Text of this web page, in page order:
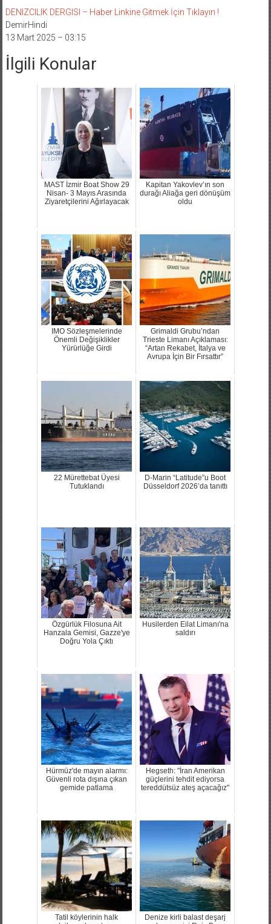
DENIZCILIK DERGISI – Haber Linkine Gitmek İçin Tıklayın !
DemirHindi
13 Mart 2025 – 03:15
İlgili Konular
MAST İzmir Boat Show 29
Nisan- 3 Mayıs Arasında
Ziyaretçilerini Ağırlayacak
Kapitan Yakovlev’ın son
durağı Aliağa geri dönüşüm
oldu
IMO Sözleşmelerinde
Önemli Değişiklikler
Yürürlüğe Girdi
Grimaldi Grubu’ndan
Trieste Limanı Açıklaması:
“Artan Rekabet, İtalya ve
Avrupa İçin Bir Fırsattır”
22 Mürettebat Üyesi
Tutuklandı
D-Marin “Latitude”u Boot
Düsseldorf 2026’da tanıttı
Özgürlük Filosuna Ait
Hanzala Gemisi, Gazze'ye
Doğru Yola Çıktı
Husilerden Eilat Limanı'na
saldırı
Hürmüz'de mayın alarmı:
Güvenli rota dışına çıkan
gemide patlama
Hegseth: "İran Amerikan
güçlerini tehdit ediyorsa
tereddütsüz ateş açacağız"
Tatil köylerinin halk
Denize kirli balast deşarj